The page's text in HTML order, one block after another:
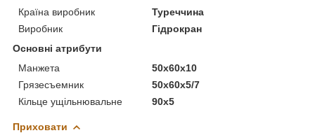
Країна виробник
Туреччина
Виробник
Гідрокран
Основні атрибути
Манжета
50х60х10
Грязесъемник
50х60х5/7
Кільце ущільнювальне
90х5
Приховати